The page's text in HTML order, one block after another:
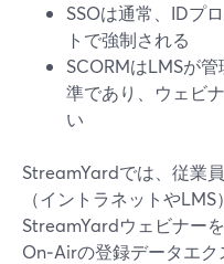
SSOは通常、IDプ
トで強制される
SCORMはLMSが
準であり、ウェビ
い
StreamYardでは、従業
（イントラネットや
StreamYardウェビナー
On‑Airの登録データエ